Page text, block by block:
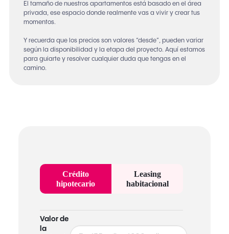
El tamaño de nuestros apartamentos está basado en el área
privada, ese espacio donde realmente vas a vivir y crear tus
momentos.
Y recuerda que los precios son valores “desde”, pueden variar
según la disponibilidad y la etapa del proyecto. Aquí estamos
para guiarte y resolver cualquier duda que tengas en el
camino.
Crédito
hipotecario
Leasing
habitacional
Valor de
la